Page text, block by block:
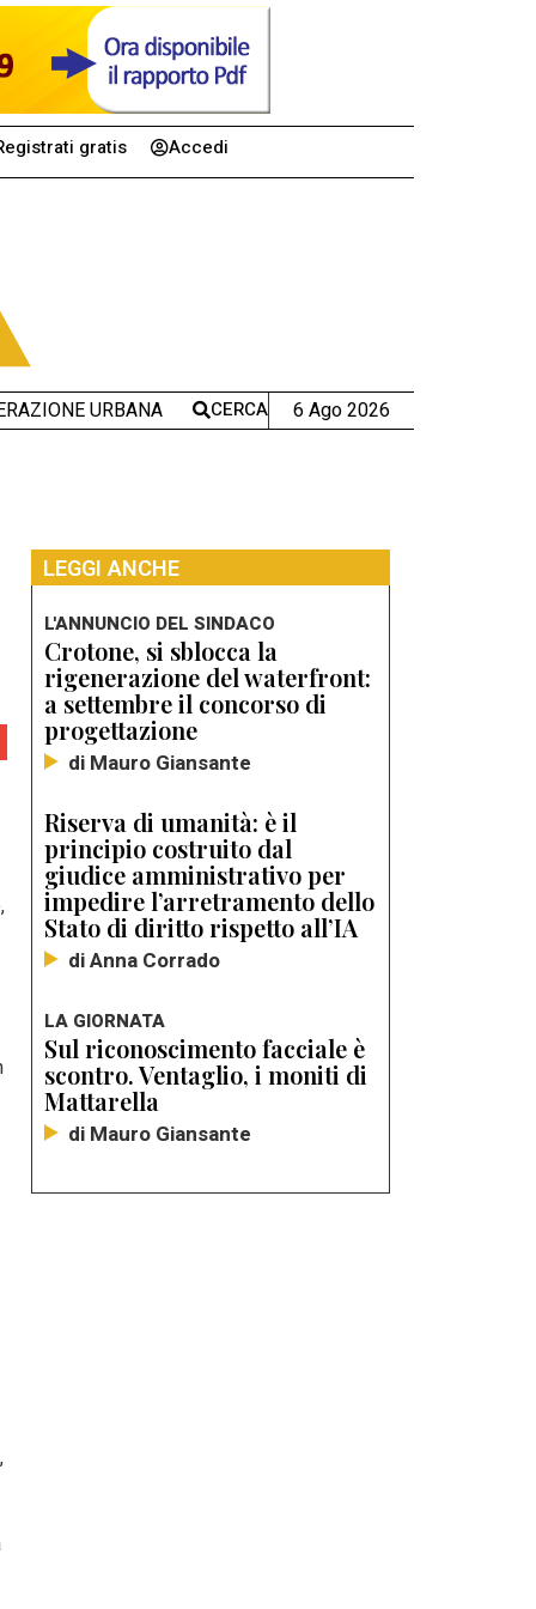
gratis Accedi
URBANA CERCA 6 Ago 2026
LEGGI ANCHE
L'ANNUNCIO DEL SINDACO
Crotone, si sblocca la
rigenerazione del waterfront:
a settembre il concorso di
progettazione
di Mauro Giansante
Riserva di umanità: è il
principio costruito dal
giudice amministrativo per
impedire l’arretramento dello
Stato di diritto rispetto all’IA
di Anna Corrado
LA GIORNATA
Sul riconoscimento facciale è
scontro. Ventaglio, i moniti di
Mattarella
di Mauro Giansante